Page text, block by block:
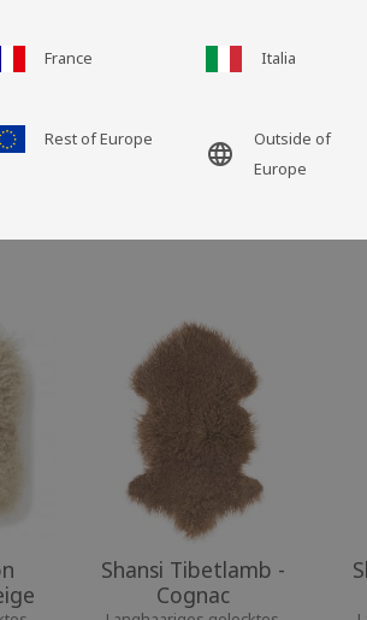
Shansi Tibetlamb -
Cognac
France Italia
Rest of Europe
language
Outside of
Europe